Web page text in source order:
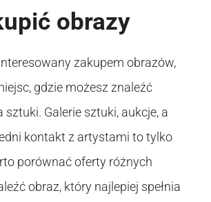
obrazy
zakupem obrazów,
gdzie możesz znaleźć
sztuki. Galerie sztuki, aukcje, a
kontakt z artystami to tylko
porównać oferty różnych
obraz, który najlepiej spełnia